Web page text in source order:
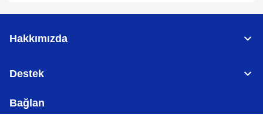
Hakkımızda
Destek
Bağlan